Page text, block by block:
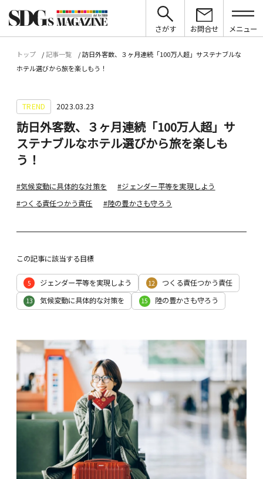
さがす お問合せ メニュー
トップ 記事一覧
訪日外客数、３ヶ月連続「100万人超」サステナブルな
ホテル選びから旅を楽しもう！
TREND 2023.03.23
訪日外客数、３ヶ月連続「100万人超」サ
ステナブルなホテル選びから旅を楽しも
う！
#気候変動に具体的な対策を
#ジェンダー平等を実現しよう
#つくる責任つかう責任
#陸の豊かさも守ろう
この記事に該当する目標
5 ジェンダー平等を実現しよう 12 つくる責任つかう責任
13 気候変動に具体的な対策を 15 陸の豊かさも守ろう